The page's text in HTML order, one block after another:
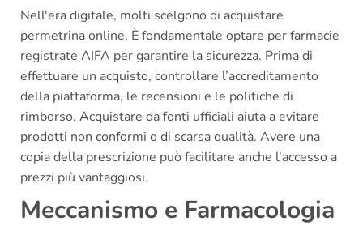
Nell'era digitale, molti scelgono di acquistare
permetrina online. È fondamentale optare per farmacie
registrate AIFA per garantire la sicurezza. Prima di
effettuare un acquisto, controllare l’accreditamento
della piattaforma, le recensioni e le politiche di
rimborso. Acquistare da fonti ufficiali aiuta a evitare
prodotti non conformi o di scarsa qualità. Avere una
copia della prescrizione può facilitare anche l'accesso a
prezzi più vantaggiosi.
Meccanismo e Farmacologia